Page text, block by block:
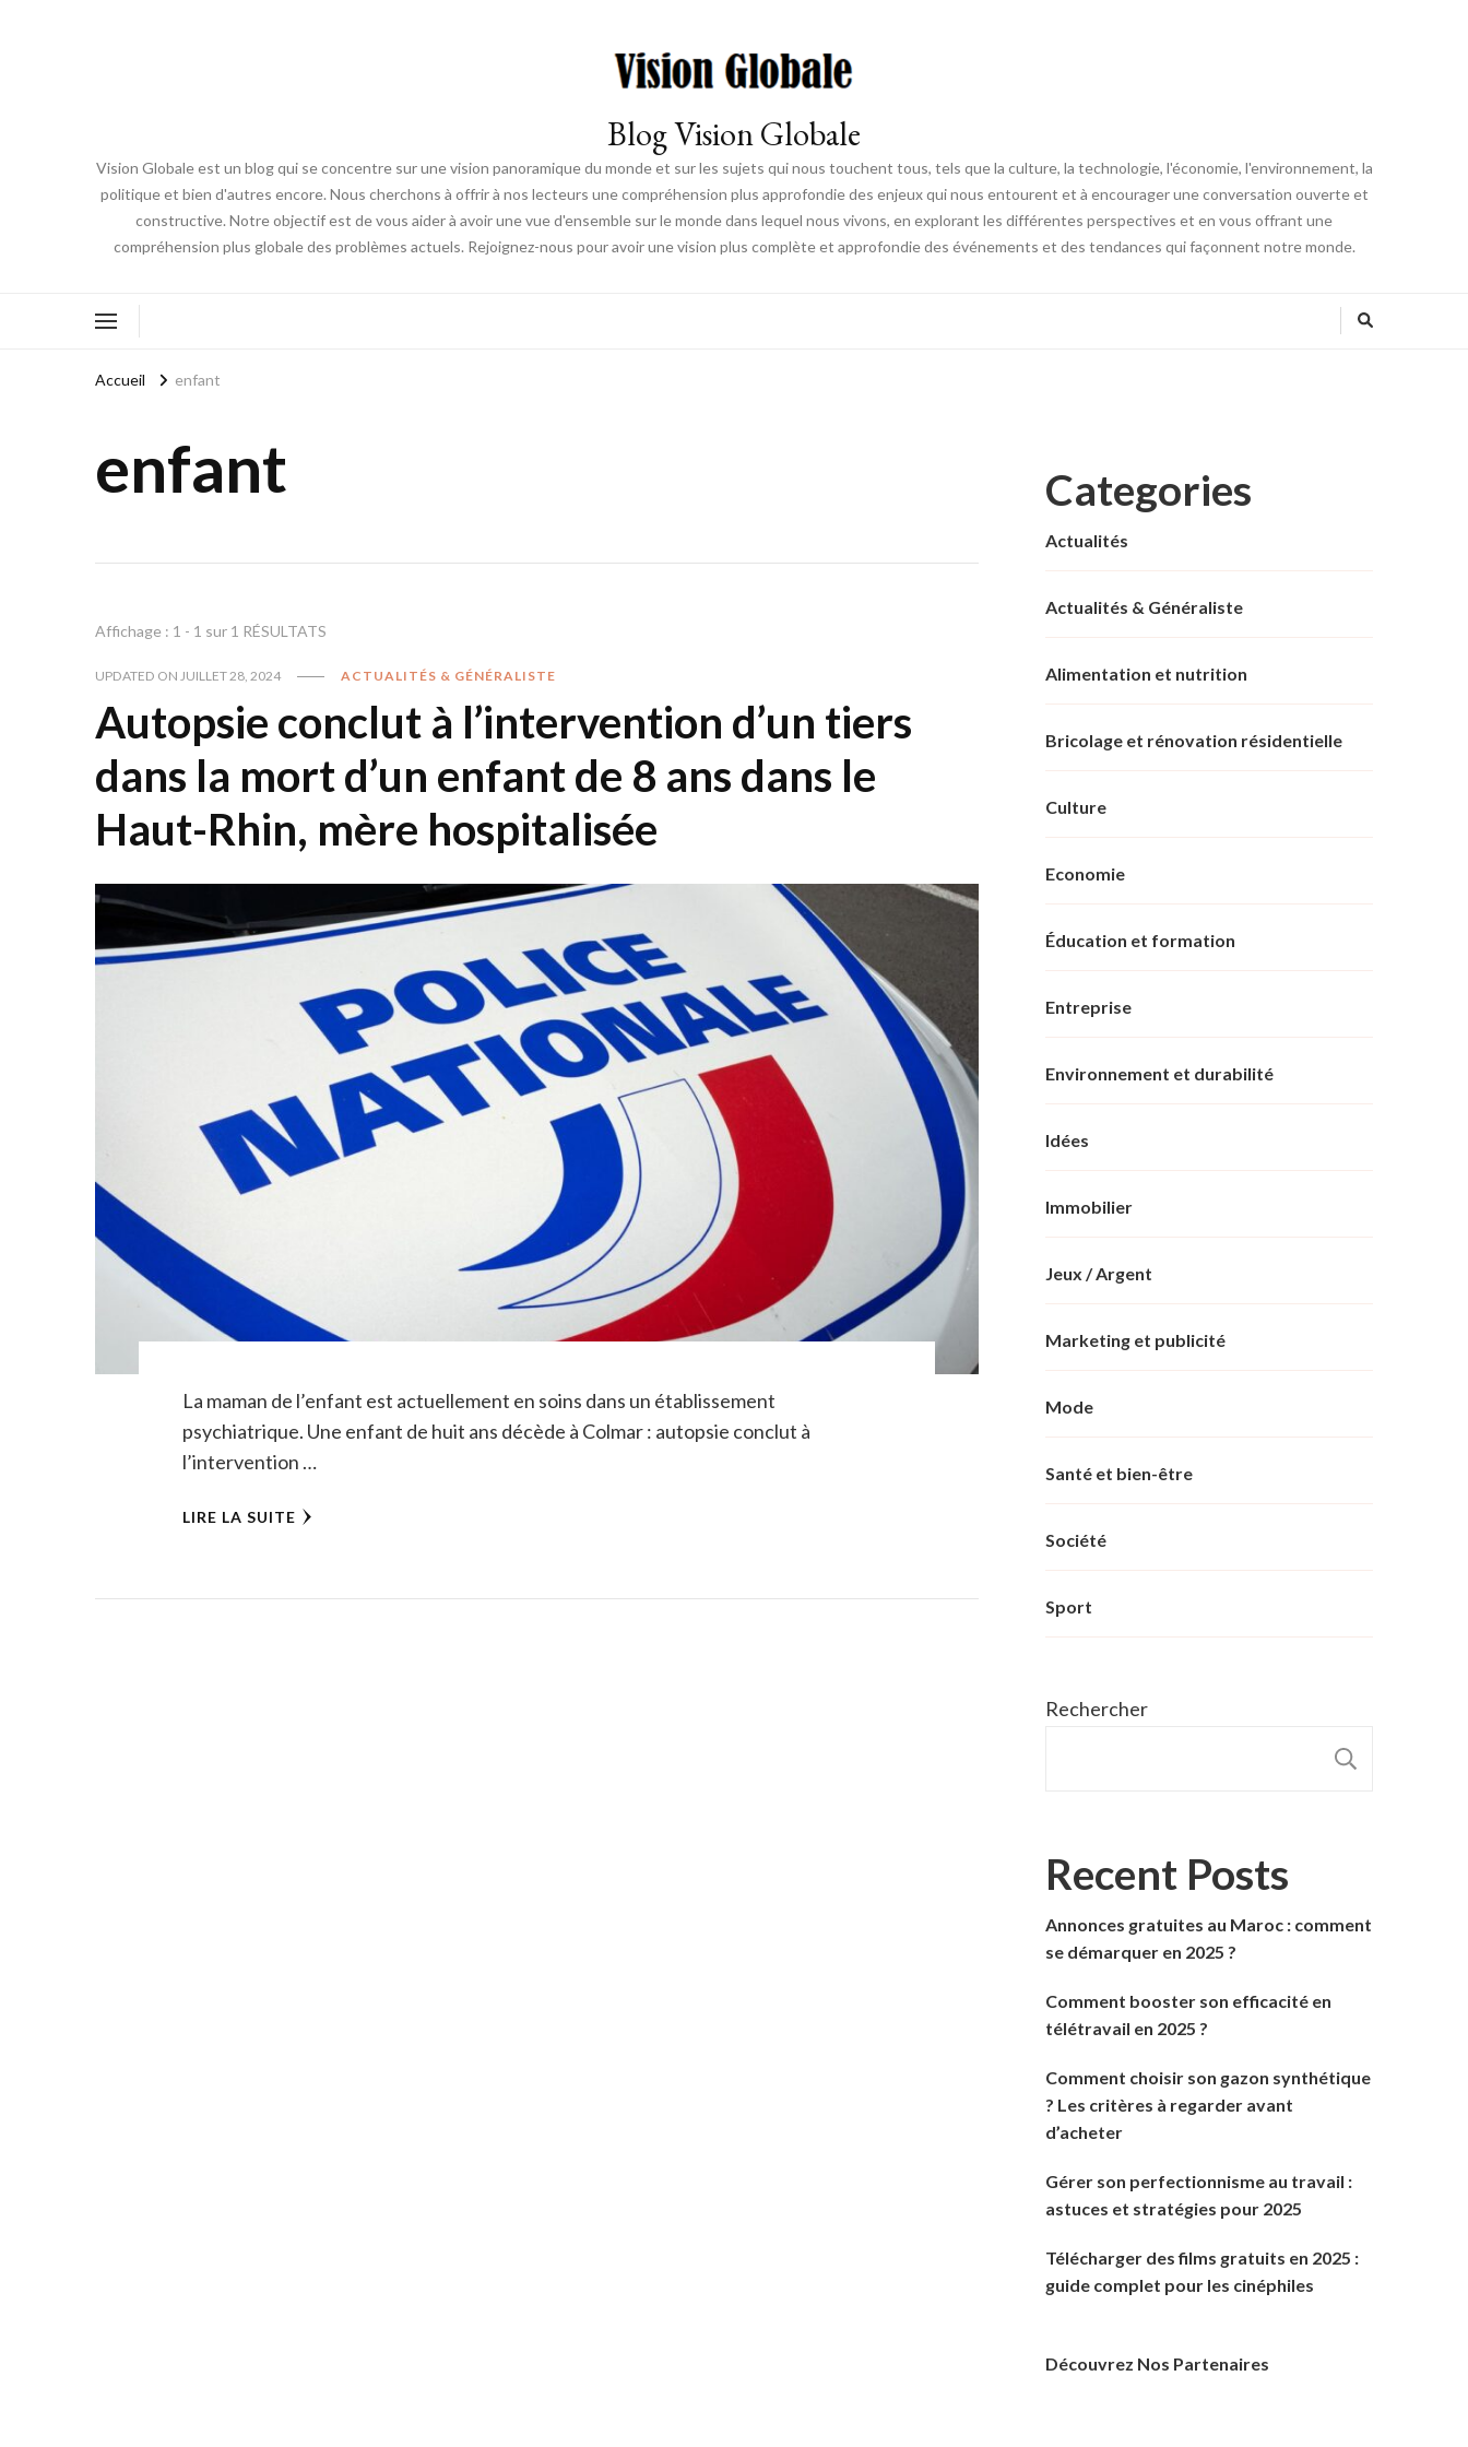
Blog Vision Globale
Vision Globale est un blog qui se concentre sur une vision panoramique du monde et sur les sujets qui nous touchent tous, tels que la culture, la technologie, l'économie, l'environnement, la
politique et bien d'autres encore. Nous cherchons à offrir à nos lecteurs une compréhension plus approfondie des enjeux qui nous entourent et à encourager une conversation ouverte et
constructive. Notre objectif est de vous aider à avoir une vue d'ensemble sur le monde dans lequel nous vivons, en explorant les différentes perspectives et en vous offrant une
compréhension plus globale des problèmes actuels. Rejoignez-nous pour avoir une vision plus complète et approfondie des événements et des tendances qui façonnent notre monde.
Accueil enfant
enfant
Affichage : 1 - 1 sur 1 RÉSULTATS
UPDATED ON JUILLET 28, 2024 ACTUALITÉS & GÉNÉRALISTE
Autopsie conclut à l’intervention d’un tiers
dans la mort d’un enfant de 8 ans dans le
Haut-Rhin, mère hospitalisée
La maman de l’enfant est actuellement en soins dans un établissement
psychiatrique. Une enfant de huit ans décède à Colmar : autopsie conclut à
l’intervention …
LIRE LA SUITE
Categories
Actualités
Actualités & Généraliste
Alimentation et nutrition
Bricolage et rénovation résidentielle
Culture
Economie
Éducation et formation
Entreprise
Environnement et durabilité
Idées
Immobilier
Jeux / Argent
Marketing et publicité
Mode
Santé et bien-être
Société
Sport
Rechercher
Recent Posts
Annonces gratuites au Maroc : comment
se démarquer en 2025 ?
Comment booster son efficacité en
télétravail en 2025 ?
Comment choisir son gazon synthétique
? Les critères à regarder avant
d’acheter
Gérer son perfectionnisme au travail :
astuces et stratégies pour 2025
Télécharger des films gratuits en 2025 :
guide complet pour les cinéphiles
Découvrez Nos Partenaires